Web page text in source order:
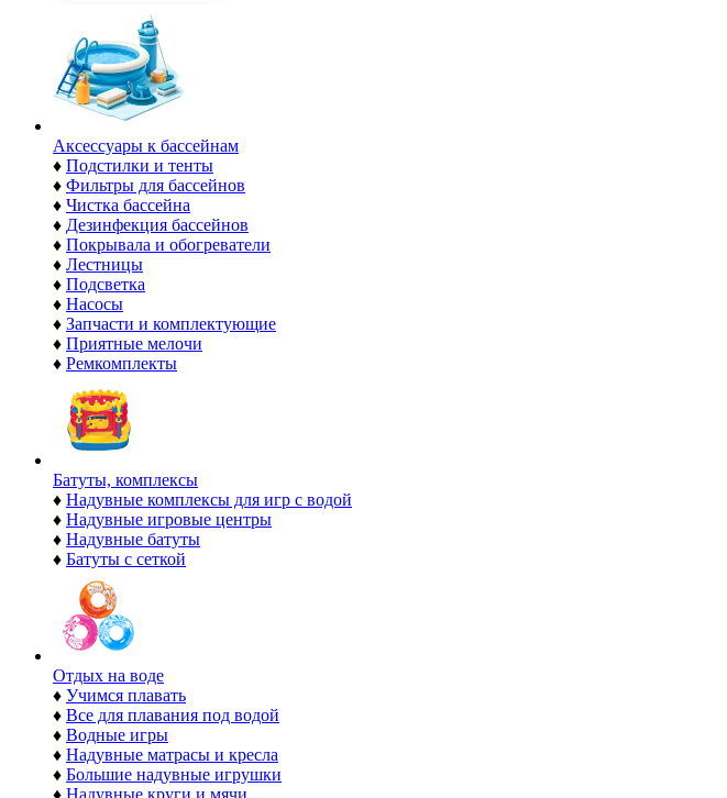
Аксессуары к бассейнам
♦ Подстилки и тенты
♦ Фильтры для бассейнов
♦ Чистка бассейна
♦ Дезинфекция бассейнов
♦ Покрывала и обогреватели
♦ Лестницы
♦ Подсветка
♦ Насосы
♦ Запчасти и комплектующие
♦ Приятные мелочи
♦ Ремкомплекты
Батуты, комплексы
♦ Надувные комплексы для игр с водой
♦ Надувные игровые центры
♦ Надувные батуты
♦ Батуты с сеткой
Отдых на воде
♦ Учимся плавать
♦ Все для плавания под водой
♦ Водные игры
♦ Надувные матрасы и кресла
♦ Большие надувные игрушки
♦ Надувные круги и мячи